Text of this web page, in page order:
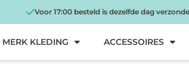
Voor 17:00 besteld is dezelfde dag
MERK KLEDING ACCESSOIRES